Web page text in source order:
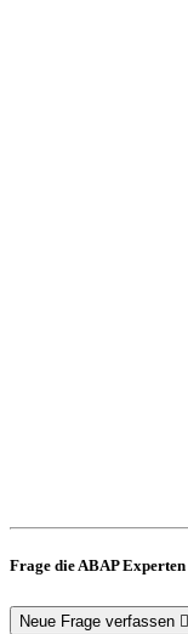
Frage die ABAP Experten
Neue Frage verfassen